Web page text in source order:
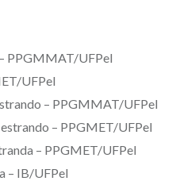
PPGMMAT/UFPel
UFPel
– PPGMMAT/UFPel
– PPGMET/UFPel
– PPGMET/UFPel
– IB/UFPel